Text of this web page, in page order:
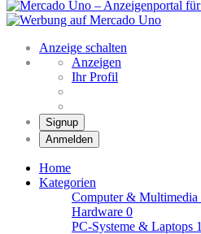
Anzeige schalten
Anzeigen
Ihr Profil
Signup
Anmelden
Home
Kategorien
Computer & Multimedia
Hardware 0
PC-Systeme & Laptops 1